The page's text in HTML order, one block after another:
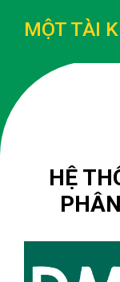
MỘT TÀI
HỆ